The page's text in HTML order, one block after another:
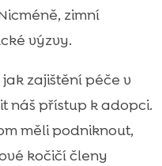
očekávat
během zimy
pro novou kočku
pro novou
zimní
výzvy.
zajištění péče v
náš přístup k adopci.
měli podniknout,
kočičí členy